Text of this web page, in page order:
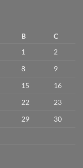
B
C
1
2
8
9
15
16
22
23
29
30